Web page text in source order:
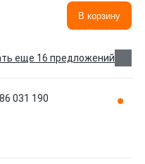
В корзину
еще 16 предложений
031 190